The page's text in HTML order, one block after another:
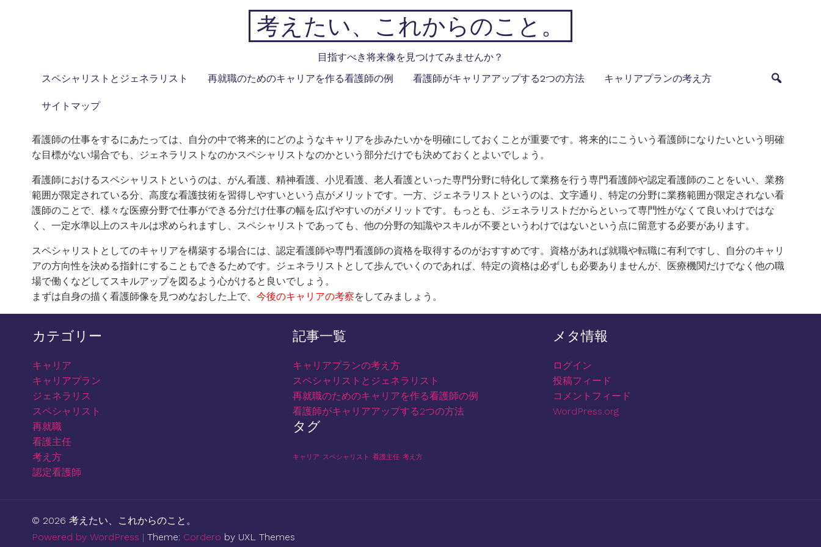
考えたい、これからのこと。
目指すべき将来像を見つけてみませんか？
スペシャリストとジェネラリスト
再就職のためのキャリアを作る看護師の例 看護師がキャリアアップする2つの方法 キャリアプランの考え方
サイトマップ
看護師の仕事をするにあたっては、自分の中で将来的にどのようなキャリアを歩みたいかを明確にしておくことが重要です。将来的にこういう看護師になりたいという明確
な目標がない場合でも、ジェネラリストなのかスペシャリストなのかという部分だけでも決めておくとよいでしょう。
看護師におけるスペシャリストというのは、がん看護、精神看護、小児看護、老人看護といった専門分野に特化して業務を行う専門看護師や認定看護師のことをいい、業務
範囲が限定されている分、高度な看護技術を習得しやすいという点がメリットです。一方、ジェネラリストというのは、文字通り、特定の分野に業務範囲が限定されない看
護師のことで、様々な医療分野で仕事ができる分だけ仕事の幅を広げやすいのがメリットです。もっとも、ジェネラリストだからといって専門性がなくて良いわけではな
く、一定水準以上のスキルは求められますし、スペシャリストであっても、他の分野の知識やスキルが不要というわけではないという点に留意する必要があります。
スペシャリストとしてのキャリアを構築する場合には、認定看護師や専門看護師の資格を取得するのがおすすめです。資格があれば就職や転職に有利ですし、自分のキャリ
アの方向性を決める指針にすることもできるためです。ジェネラリストとして歩んでいくのであれば、特定の資格は必ずしも必要ありませんが、医療機関だけでなく他の職
場で働くなどしてスキルアップを図るよう心がけると良いでしょう。
まずは自身の描く看護師像を見つめなおした上で、 今後のキャリアの考察をしてみましょう。
カテゴリー
キャリア
キャリアプラン
ジェネラリス
スペシャリスト
再就職
看護主任
考え方
認定看護師
記事一覧
キャリアプランの考え方
スペシャリストとジェネラリスト
再就職のためのキャリアを作る看護師の例
看護師がキャリアアップする2つの方法
タグ
キャリア スペシャリスト 看護主任 考え方
メタ情報
ログイン
投稿フィード
コメントフィード
WordPress.org
© 2026 考えたい、これからのこと。
Powered by WordPress | Theme: Cordero by UXL Themes